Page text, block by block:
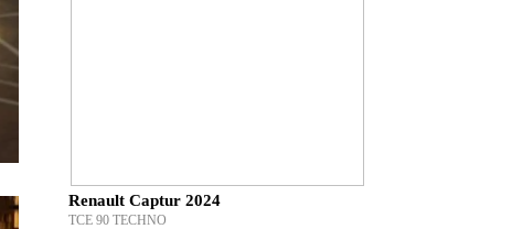
Renault Captur 2024
TCE 90 TECHNO